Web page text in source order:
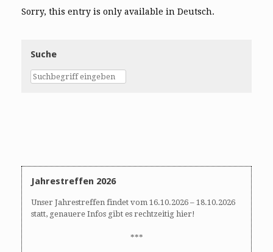
Sorry, this entry is only available in Deutsch.
Suche
Jahrestreffen 2026
Unser Jahrestreffen findet vom 16.10.2026 – 18.10.2026
statt, genauere Infos gibt es rechtzeitig hier!
***